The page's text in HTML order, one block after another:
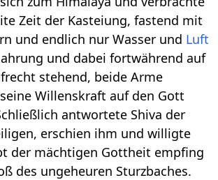
Zeit der Kasteiung, fastend mit
und endlich nur Wasser und Luft
und dabei fortwährend auf
stehend, beide Arme
Willenskraft auf den Gott
antwortete Shiva der
erschien ihm und willigte
der mächtigen Gottheit empfing
des ungeheuren Sturzbaches.